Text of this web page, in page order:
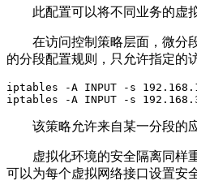
此配置可以将不同业务的虚
在访问控制策略层面，微分
的分段配置规则，只允许指定的
iptables -A INPUT -s
iptables -A INPUT -s
该策略允许来自某一分段的
虚拟化环境的安全隔离同样
可以为每个虚拟网络接口设置安